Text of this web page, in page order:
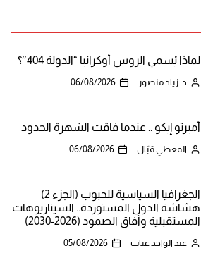
لماذا يُسمي الروس أوكرانيا “الدولة 404″؟
د. زياد منصور 06/08/2026
أمبرتو إيكو .. عندما فاقت الشهرة الحدود
المعطي قبّال 06/08/2026
الجغرافيا السياسية للحبوب (الجزء 2)
هشاشة الدول المستوردة.. السيناريوهات
المستقبلية وآفاق الصمود (2026-2030)
عبد الواحد غيات 05/08/2026